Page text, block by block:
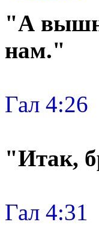
"А
нам."
Гал 4:26
"Итак,
Гал 4:31